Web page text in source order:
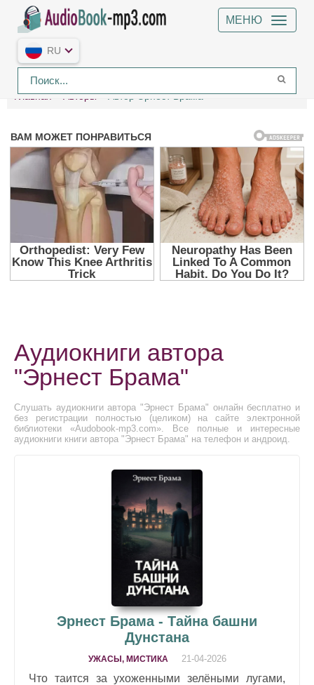
МЕНЮ
RU
Главная Авторы Автор Эрнест Брама
Аудиокниги автора
"Эрнест Брама"
Слушать аудиокниги автора "Эрнест Брама" онлайн бесплатно и
без регистрации полностью (целиком) на сайте электронной
библиотеки «Audobook-mp3.com». Все полные и интересные
аудиокниги книги автора "Эрнест Брама" на телефон и андроид.
Эрнест Брама - Тайна башни
Дунстана
УЖАСЫ, МИСТИКА 21-04-2026
Что таится за ухоженными зелёными лугами,